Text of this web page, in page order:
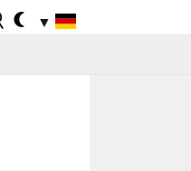
▼